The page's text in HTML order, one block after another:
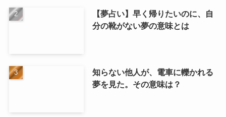
【夢占い】早く帰りたいのに、自
分の靴がない夢の意味とは
知らない他人が、電車に轢かれる
夢を見た。その意味は？